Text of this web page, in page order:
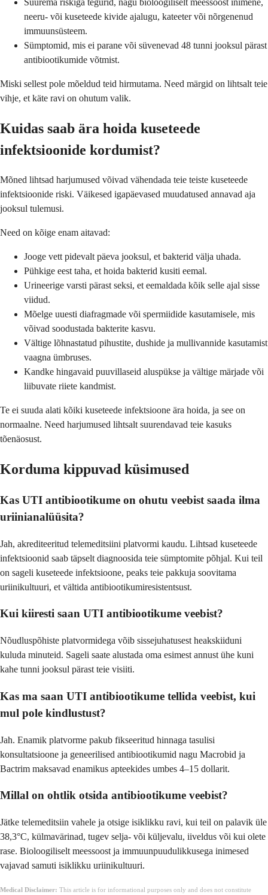
Suurema riskiga tegurid, nagu bioloogiliselt meessoost inimene,
neeru- või kuseteede kivide ajalugu, kateeter või nõrgenenud
immuunsüsteem.
Sümptomid, mis ei parane või süvenevad 48 tunni jooksul pärast
antibiootikumide võtmist.
Miski sellest pole mõeldud teid hirmutama. Need märgid on lihtsalt teie
vihje, et käte ravi on ohutum valik.
Kuidas saab ära hoida kuseteede
infektsioonide kordumist?
Mõned lihtsad harjumused võivad vähendada teie teiste kuseteede
infektsioonide riski. Väikesed igapäevased muudatused annavad aja
jooksul tulemusi.
Need on kõige enam aitavad:
Jooge vett pidevalt päeva jooksul, et bakterid välja uhada.
Pühkige eest taha, et hoida bakterid kusiti eemal.
Urineerige varsti pärast seksi, et eemaldada kõik selle ajal sisse
viidud.
Mõelge uuesti diafragmade või spermiidide kasutamisele, mis
võivad soodustada bakterite kasvu.
Vältige lõhnastatud pihustite, dushide ja mullivannide kasutamist
vaagna ümbruses.
Kandke hingavaid puuvillaseid aluspükse ja vältige märjade või
liibuvate riiete kandmist.
Te ei suuda alati kõiki kuseteede infektsioone ära hoida, ja see on
normaalne. Need harjumused lihtsalt suurendavad teie kasuks
tõenäosust.
Korduma kippuvad küsimused
Kas UTI antibiootikume on ohutu veebist saada ilma
uriinianalüüsita?
Jah, akrediteeritud telemeditsiini platvormi kaudu. Lihtsad kuseteede
infektsioonid saab täpselt diagnoosida teie sümptomite põhjal. Kui teil
on sageli kuseteede infektsioone, peaks teie pakkuja soovitama
uriinikultuuri, et vältida antibiootikumiresistentsust.
Kui kiiresti saan UTI antibiootikume veebist?
Nõudluspõhiste platvormidega võib sissejuhatusest heakskiiduni
kuluda minuteid. Sageli saate alustada oma esimest annust ühe kuni
kahe tunni jooksul pärast teie visiiti.
Kas ma saan UTI antibiootikume tellida veebist, kui
mul pole kindlustust?
Jah. Enamik platvorme pakub fikseeritud hinnaga tasulisi
konsultatsioone ja geneerilised antibiootikumid nagu Macrobid ja
Bactrim maksavad enamikus apteekides umbes 4–15 dollarit.
Millal on ohtlik otsida antibiootikume veebist?
Jätke telemeditsiin vahele ja otsige isiklikku ravi, kui teil on palavik üle
38,3°C, külmavärinad, tugev selja- või küljevalu, iiveldus või kui olete
rase. Bioloogiliselt meessoost ja immuunpuudulikkusega inimesed
vajavad samuti isiklikku uriinikultuuri.
Medical Disclaimer: This article is for informational purposes only and does not constitute